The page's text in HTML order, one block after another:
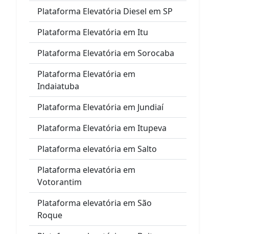
Plataforma Elevatória Diesel em SP
Plataforma Elevatória em Itu
Plataforma Elevatória em Sorocaba
Plataforma Elevatória em
Indaiatuba
Plataforma Elevatória em Jundiaí
Plataforma Elevatória em Itupeva
Plataforma elevatória em Salto
Plataforma elevatória em
Votorantim
Plataforma elevatória em São
Roque